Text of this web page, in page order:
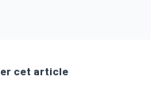
cet article